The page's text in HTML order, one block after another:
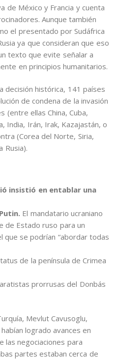
de México y Francia y cuenta
Aunque también
el presentado por Sudáfrica
ya que consideran que eso
texto que evite señalar a
en principios humanitarios.
decisión histórica, 141 países
de condena de la invasión
(entre ellas China, Cuba,
India, Irán, Irak, Kazajastán, o
(Corea del Norte, Siria,
Rusia).
insistió en entablar una
El mandatario ucraniano
de Estado ruso para un
que se podrían “abordar todas
de la península de Crimea
prorrusas del Donbás
Mevlut Cavusoglu,
logrado avances en
las negociaciones para
partes estaban cerca de